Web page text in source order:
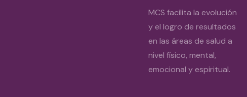
MCS facilita la evolución
y el logro de resultados
en las áreas de salud a
nivel físico, mental,
emocional y espiritual.